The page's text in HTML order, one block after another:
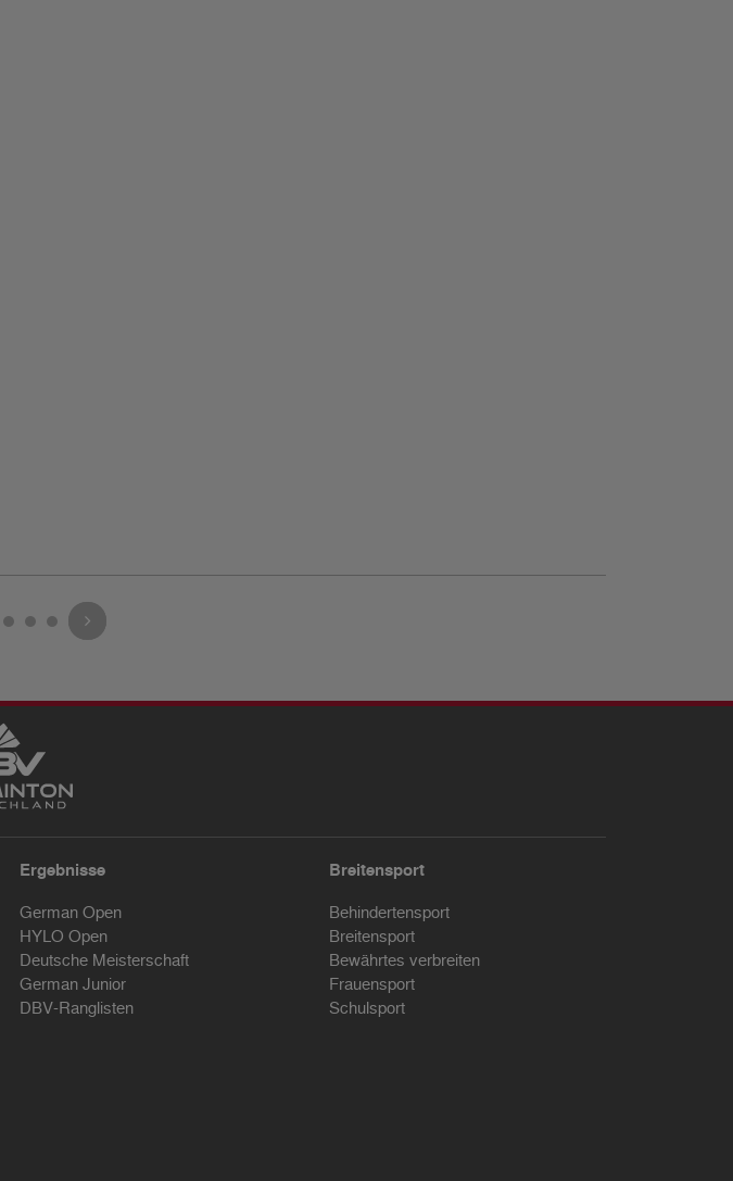
Ergebnisse
German Open
HYLO Open
Deutsche Meisterschaft
German Junior
DBV-Ranglisten
Breitensport
Behindertensport
Breitensport
Bewährtes verbreiten
Frauensport
Schulsport